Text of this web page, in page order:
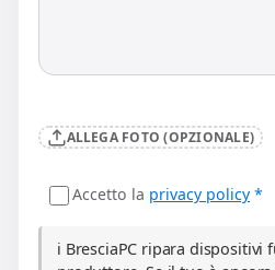
ALLEGA FOTO (OPZIONALE)
Accetto la privacy policy *
ℹ️ BresciaPC ripara dispositivi